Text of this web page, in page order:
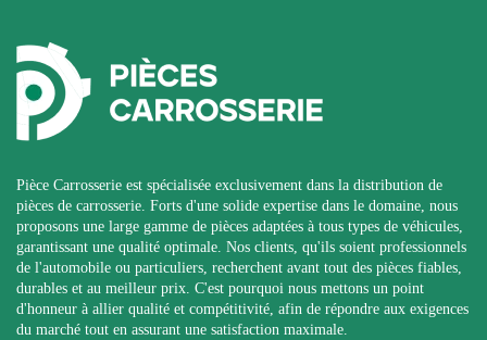
Pièce Carrosserie est spécialisée exclusivement dans la distribution de
pièces de carrosserie. Forts d'une solide expertise dans le domaine, nous
proposons une large gamme de pièces adaptées à tous types de véhicules,
garantissant une qualité optimale. Nos clients, qu'ils soient professionnels
de l'automobile ou particuliers, recherchent avant tout des pièces fiables,
durables et au meilleur prix. C'est pourquoi nous mettons un point
d'honneur à allier qualité et compétitivité, afin de répondre aux exigences
du marché tout en assurant une satisfaction maximale.